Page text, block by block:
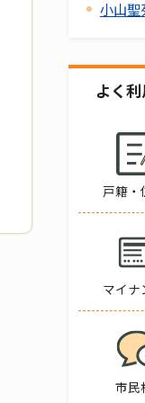
小山聖
よく
戸籍・
マイナ
市民